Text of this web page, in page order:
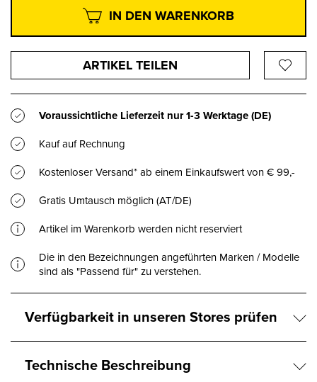
IN DEN WARENKORB
ARTIKEL TEILEN
Voraussichtliche Lieferzeit nur1-3 Werktage(DE)
Kauf auf Rechnung
Kostenloser Versand* ab einem Einkaufswert von € 99,-
Gratis Umtausch möglich (AT/DE)
Artikel im Warenkorb werden nicht reserviert
Die in den Bezeichnungen angeführten Marken / Modelle
sind als "Passend für" zu verstehen.
Verfügbarkeit in unseren Stores prüfen
Technische Beschreibung